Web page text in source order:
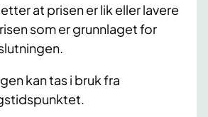
at prisen er lik eller lavere
som er grunnlaget for
kan tas i bruk fra